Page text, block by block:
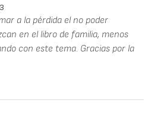
a la pérdida el no poder
en el libro de familia, menos
con este tema. Gracias por la